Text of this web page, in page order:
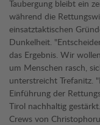
Taubergung bleibt ein
während die
einsatztaktischen
Dunkelheit.
das Ergebnis. Wir
um Menschen rasch,
unterstreicht Trefanitz.
Einführung der
Tirol nachhaltig
Crews von